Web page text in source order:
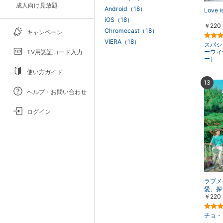
成人向け見放題
キャンペーン
TV用認証コード入力
使い方ガイド
ヘルプ・お問い合わせ
ログイン
Love
￥220
スパ
ーウ
ー）
ラブ
愛、
￥220
チョ
13
Android（18）
iOS（18）
Chromecast（18）
VIERA（18）